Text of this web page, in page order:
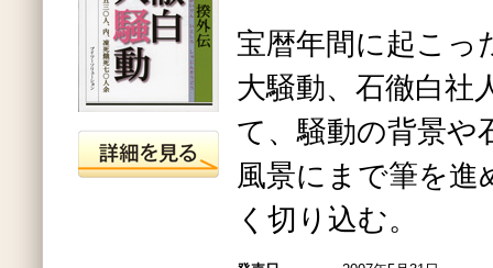
宝暦年間に起こっ
大騒動、石徹白社
て、騒動の背景や
風景にまで筆を進
く切り込む。